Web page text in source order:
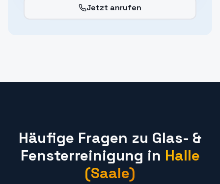
Jetzt anrufen
Häufige Fragen zu Glas- &
Fensterreinigung in Halle
(Saale)